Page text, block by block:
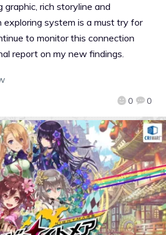
0 0
graphic, rich storyline and
exploring system is a must try for
to monitor this connection
report on my new findings.